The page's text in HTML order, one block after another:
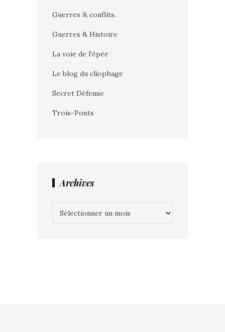
Guerres & conflits.
Guerres & Histoire
La voie de l'épée
Le blog du cliophage
Secret Défense
Trois-Ponts
Archives